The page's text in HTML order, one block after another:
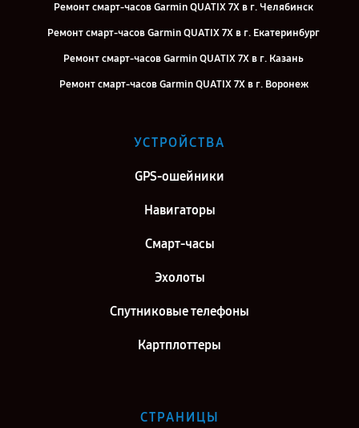
Ремонт смарт-часов Garmin QUATIX 7X в г. Челябинск
Ремонт смарт-часов Garmin QUATIX 7X в г. Екатеринбург
Ремонт смарт-часов Garmin QUATIX 7X в г. Казань
Ремонт смарт-часов Garmin QUATIX 7X в г. Воронеж
Ремонт смарт-часов Garmin QUATIX 7X в г. Самара
УСТРОЙСТВА
GPS-ошейники
Навигаторы
Смарт-часы
Эхолоты
Спутниковые телефоны
Картплоттеры
СТРАНИЦЫ